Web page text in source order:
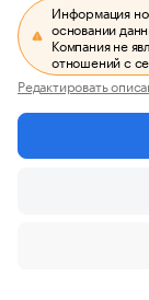
Информация
основании
Компания не
отношений с
Редактировать